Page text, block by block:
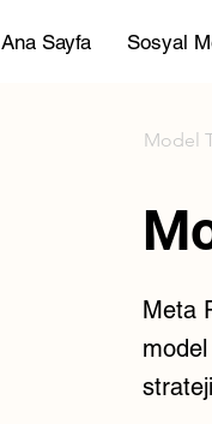
Ana Sayfa Sosyal
Model
Meta